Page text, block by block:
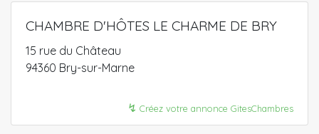
CHAMBRE D'HÔTES LE CHARME DE BRY
15 rue du Château
94360 Bry-sur-Marne
↯ Créez votre annonce GitesChambres